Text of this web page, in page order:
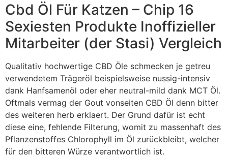
Cbd Öl Für Katzen – Chip 16
Sexiesten Produkte Inoffizieller
Mitarbeiter (der Stasi) Vergleich
Qualitativ hochwertige CBD Öle schmecken je getreu
verwendetem Trägeröl beispielsweise nussig-intensiv
dank Hanfsamenöl oder eher neutral-mild dank MCT Öl.
Oftmals vermag der Gout vonseiten CBD Öl denn bitter
des weiteren herb erklaert. Der Grund dafür ist echt
diese eine, fehlende Filterung, womit zu massenhaft des
Pflanzenstoffes Chlorophyll im Öl zurückbleibt, welcher
für den bitteren Würze verantwortlich ist.